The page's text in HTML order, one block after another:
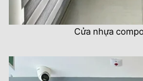
Cửa nhựa